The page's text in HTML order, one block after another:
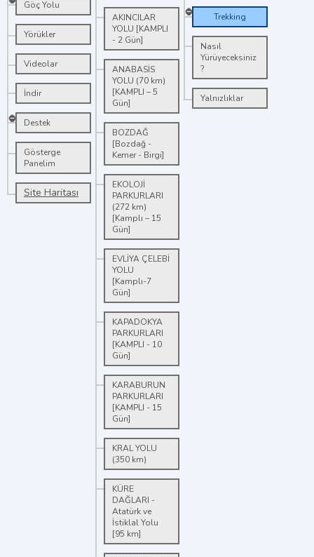
Göç Yolu
Yörükler
Videolar
İndir
Destek
Gösterge
Panelim
Site Haritası
AKINCILAR
YOLU [KAMPLI
- 2 Gün]
ANABASİS
YOLU (70 km)
[KAMPLI – 5
Gün]
BOZDAĞ
[Bozdağ -
Kemer - Birgi]
EKOLOJİ
PARKURLARI
(272 km)
[Kamplı – 15
Gün]
EVLİYA ÇELEBİ
YOLU
[Kamplı-7
Gün]
KAPADOKYA
PARKURLARI
[KAMPLI - 10
Gün]
KARABURUN
PARKURLARI
[KAMPLI - 15
Gün]
KRAL YOLU
(350 km)
KÜRE
DAĞLARI -
Atatürk ve
İstiklal Yolu
[95 km]
Trekking
Nasıl
Yürüyeceksiniz
?
Yalnızlıklar